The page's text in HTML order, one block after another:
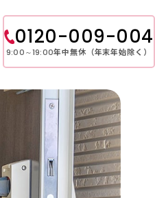
0120-009-004
9:00～19:00年中無休（年末年始除く）